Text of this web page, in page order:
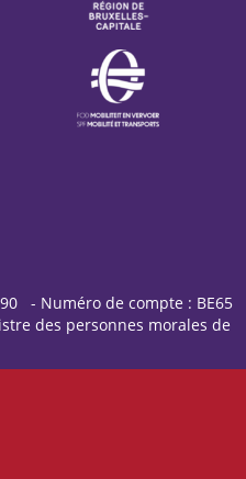
- Numéro de compte : BE65
des personnes morales de